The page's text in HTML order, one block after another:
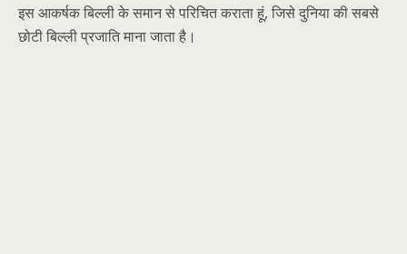
इस आकर्षक बिल्ली के समान से परिचित कराता हूं, जिसे दुनिया की सबसे
छोटी बिल्ली प्रजाति माना जाता है।